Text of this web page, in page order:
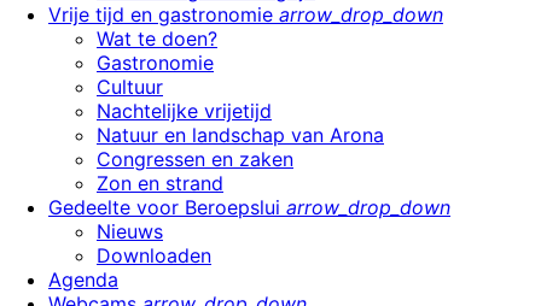
Vrije tijd en gastronomie arrow_drop_down
Wat te doen?
Gastronomie
Cultuur
Nachtelijke vrijetijd
Natuur en landschap van Arona
Congressen en zaken
Zon en strand
Gedeelte voor Beroepslui arrow_drop_down
Nieuws
Downloaden
Agenda